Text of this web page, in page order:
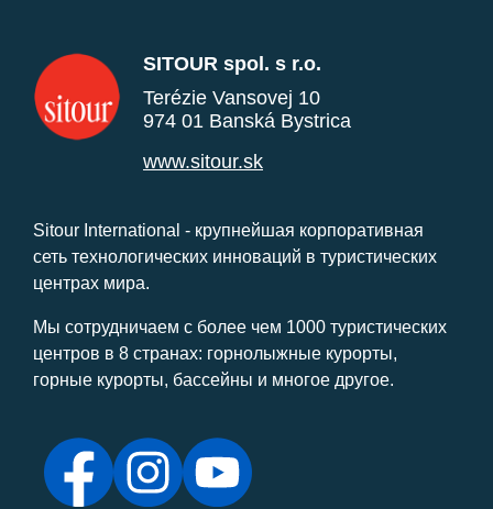
SITOUR spol. s r.o.
Terézie Vansovej 10
974 01 Banská Bystrica
www.sitour.sk
Sitour International - крупнейшая корпоративная
сеть технологических инноваций в туристических
центрах мира.
Мы сотрудничаем с более чем 1000 туристических
центров в 8 странах: горнолыжные курорты,
горные курорты, бассейны и многое другое.